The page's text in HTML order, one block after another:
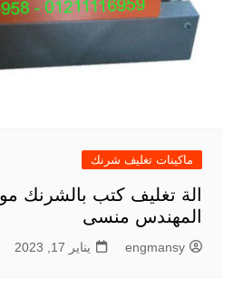
ماكينات تغليف شرنك
المهندس منسى
engmansy يناير 17, 2023